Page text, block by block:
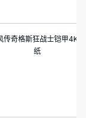
传奇格斯狂战士铠甲4K壁
纸